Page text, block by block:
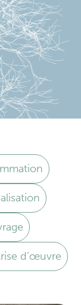
d’œuvre